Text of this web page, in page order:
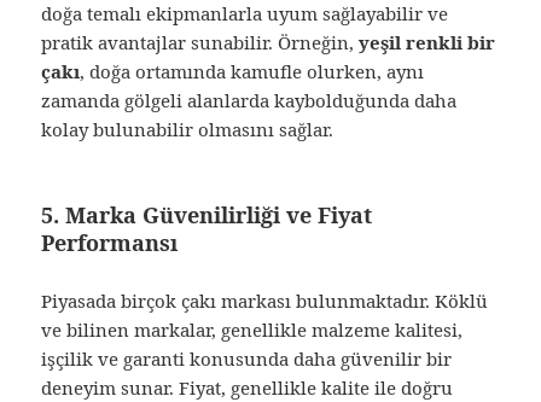
doğa temalı ekipmanlarla uyum sağlayabilir ve
pratik avantajlar sunabilir. Örneğin,yeşil renkli bir
çakı, doğa ortamında kamufle olurken, aynı
zamanda gölgeli alanlarda kaybolduğunda daha
kolay bulunabilir olmasını sağlar.
5. Marka Güvenilirliği ve Fiyat
Performansı
Piyasada birçok çakı markası bulunmaktadır. Köklü
ve bilinen markalar, genellikle malzeme kalitesi,
işçilik ve garanti konusunda daha güvenilir bir
deneyim sunar. Fiyat, genellikle kalite ile doğru